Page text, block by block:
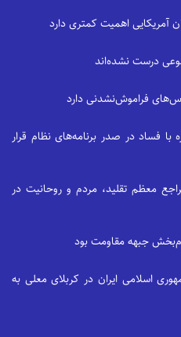
آمریکایی اهمیت کمتری دارد
درست نشده‌اند
فراموش‌نشدنی دارد
فساد در صدر برنامه‌های نظام قرار
معظم تقلید، مردم و روحانیت در
جبهه مقاومت بود
اسلامی ایران در کربلای معلی به